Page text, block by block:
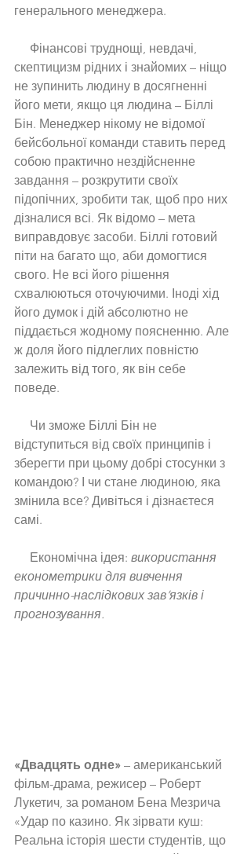
генерального менеджера.
скептицизм рідних і знайомих – ніщо
не зупинить людину в досягненні
його мети, якщо ця людина – Біллі
Бін. Менеджер нікому не відомої
бейсбольної команди ставить перед
собою практично нездійсненне
завдання – розкрутити своїх
підопічних, зробити так, щоб про них
дізналися всі. Як відомо – мета
виправдовує засоби. Біллі готовий
піти на багато що, аби домогтися
свого. Не всі його рішення
схвалюються оточуючими. Іноді хід
його думок і дій абсолютно не
піддається жодному поясненню. Але
ж доля його підлеглих повністю
залежить від того, як він себе
поведе.
відступиться від своїх принципів і
зберегти при цьому добрі стосунки з
командою? І чи стане людиною, яка
змінила все? Дивіться і дізнаєтеся
самі.
     Економічна ідея:
використання
економетрики для вивчення
причинно-наслідкових зав’язків і
прогнозування.
«Двадцять одне» – американський
фільм-драма, режисер – Роберт
Лукетич, за романом Бена Мезрича
«Удар по казино. Як зірвати куш:
Реальна історія шести студентів, що